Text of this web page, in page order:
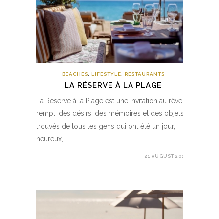
BEACHES, LIFESTYLE, RESTAURANTS
LA RÉSERVE À LA PLAGE
La Réserve à la Plage est une invitation au rêve :
rempli des désirs, des mémoires et des objets
trouvés de tous les gens qui ont été un jour,
heureux,…
21 AUGUST 2019